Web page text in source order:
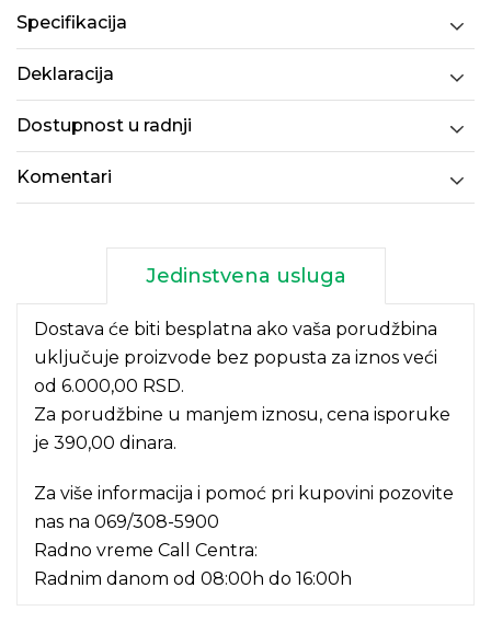
Specifikacija
Deklaracija
Dostupnost u radnji
Komentari
Jedinstvena usluga
Dostava će biti besplatna ako vaša porudžbina
uključuje proizvode bez popusta za iznos veći
od 6.000,00 RSD.
Za porudžbine u manjem iznosu, cena isporuke
je 390,00 dinara.
Za više informacija i pomoć pri kupovini pozovite
nas na 069/308-5900
Radno vreme Call Centra:
Radnim danom od 08:00h do 16:00h